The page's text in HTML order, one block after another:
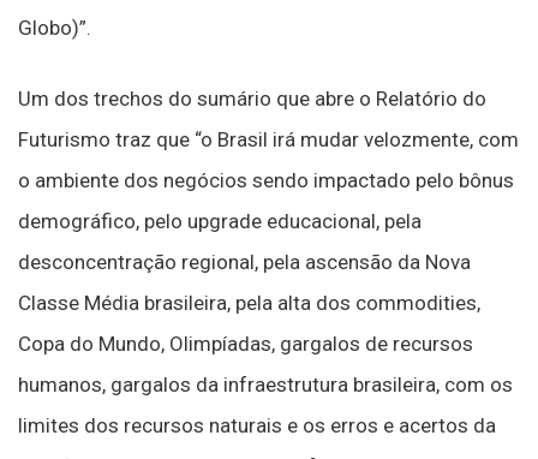
Globo)”.
Um dos trechos do sumário que abre o Relatório do
Futurismo traz que “o Brasil irá mudar velozmente, com
o ambiente dos negócios sendo impactado pelo bônus
demográfico, pelo upgrade educacional, pela
desconcentração regional, pela ascensão da Nova
Classe Média brasileira, pela alta dos commodities,
Copa do Mundo, Olimpíadas, gargalos de recursos
humanos, gargalos da infraestrutura brasileira, com os
limites dos recursos naturais e os erros e acertos da